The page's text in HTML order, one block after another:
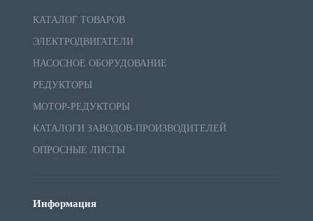
КАТАЛОГ ТОВАРОВ
ЭЛЕКТРОДВИГАТЕЛИ
НАСОСНОЕ ОБОРУДОВАНИЕ
РЕДУКТОРЫ
МОТОР-РЕДУКТОРЫ
КАТАЛОГИ ЗАВОДОВ-ПРОИЗВОДИТЕЛЕЙ
ОПРОСНЫЕ ЛИСТЫ
Информация